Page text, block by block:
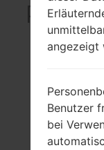
PP)
angezeigt
Benutzer
bei